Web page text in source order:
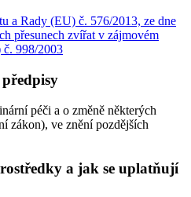
a Rady (EU) č. 576/2013, ze dne
přesunech zvířat v zájmovém
č. 998/2003
předpisy
péči a o změně některých
zákon), ve znění pozdějších
a jak se uplatňují